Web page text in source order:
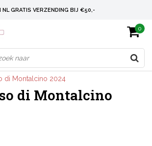
NL GRATIS VERZENDING BIJ €50,-
GRATIS VERZENDING BIJ € 75
VERSANDKOSTENFREI AB € 75
0
di Montalcino 2024
di Montalcino